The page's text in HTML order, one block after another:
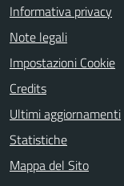
Informativa privacy
Note legali
Impostazioni Cookie
Credits
Ultimi aggiornamenti
Statistiche
Mappa del Sito